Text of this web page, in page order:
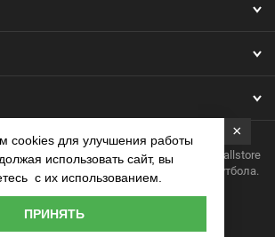
защищены. Интернет-магазин Footballstore
формы, бутс, мячей и одежды для футбола.
×
cookies для улучшения работы
использовать сайт, вы
с их использованием.
ПРИНЯТЬ